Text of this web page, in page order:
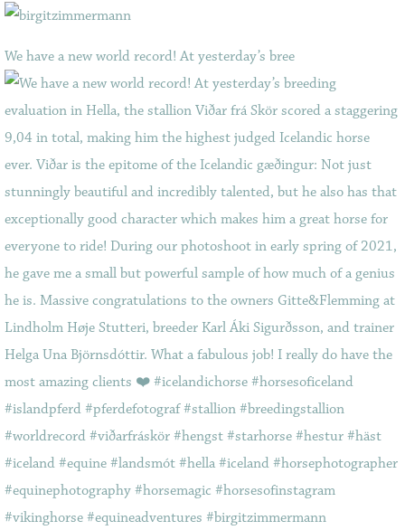
We have a new world record! At yesterday’s bree